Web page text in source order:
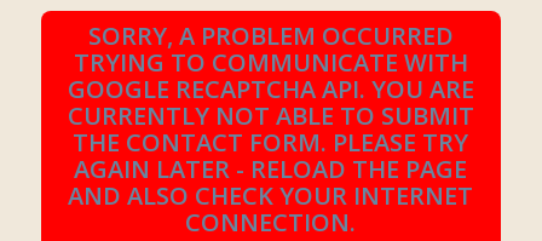
SORRY, A PROBLEM OCCURRED
TRYING TO COMMUNICATE WITH
GOOGLE RECAPTCHA API. YOU ARE
CURRENTLY NOT ABLE TO SUBMIT
THE CONTACT FORM. PLEASE TRY
AGAIN LATER - RELOAD THE PAGE
AND ALSO CHECK YOUR INTERNET
CONNECTION.